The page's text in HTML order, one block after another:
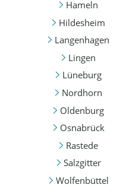
Hameln
Hildesheim
Langenhagen
Lingen
Lüneburg
Nordhorn
Oldenburg
Osnabrück
Rastede
Salzgitter
Wolfenbüttel